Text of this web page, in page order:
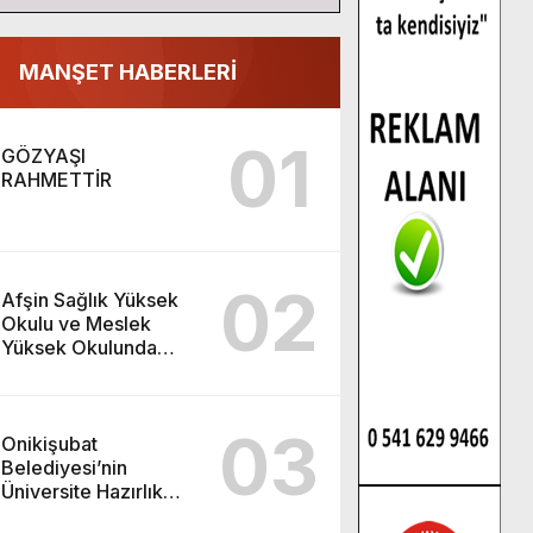
MANŞET HABERLERİ
GÖZYAŞI
RAHMETTİR
01
Afşin Sağlık Yüksek
Okulu ve Meslek
Yüksek Okulunda
02
Onikişubat
Belediyesi’nin
Üniversite Hazırlık
03